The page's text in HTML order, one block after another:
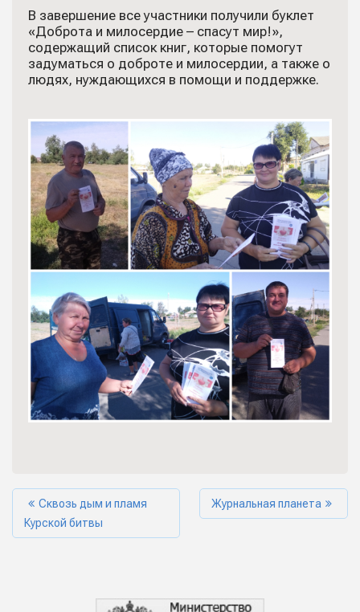
В завершение все участники получили буклет
«Доброта и милосердие – спасут мир!»,
содержащий список книг, которые помогут
задуматься о доброте и милосердии, а также о
людях, нуждающихся в помощи и поддержке.
Сквозь дым и пламя
Курской битвы
Журнальная планета